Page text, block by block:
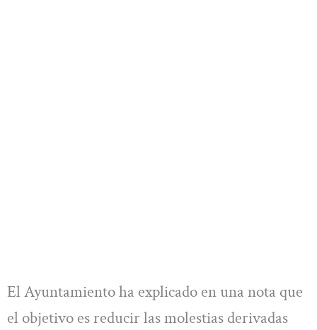
El Ayuntamiento ha explicado en una nota que
el objetivo es reducir las molestias derivadas